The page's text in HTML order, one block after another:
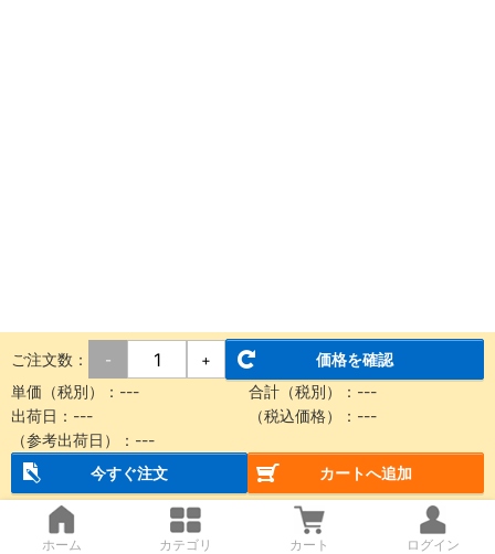
ご注文数： - +
価格を確認
単価（税別）： --- 合計（税別）： ---
出荷日： --- （税込価格）： ---
（参考出荷日）： ---
今すぐ注文
カートへ追加
ホーム カテゴリ カート ログイン